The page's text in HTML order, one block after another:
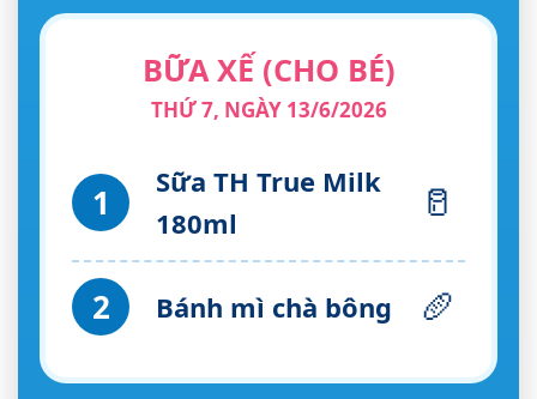
BỮA XẾ (CHO BÉ)
THỨ 7, NGÀY 13/6/2026
1
Sữa TH True Milk
180ml
🥛
2 Bánh mì chà bông 🥖